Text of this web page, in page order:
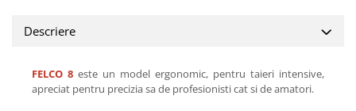
Descriere
FELCO 8 este un model ergonomic, pentru taieri intensive,
apreciat pentru precizia sa de profesionisti cat si de amatori.